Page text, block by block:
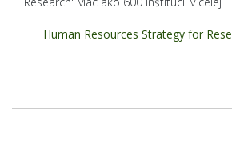
Human Resources Strategy for